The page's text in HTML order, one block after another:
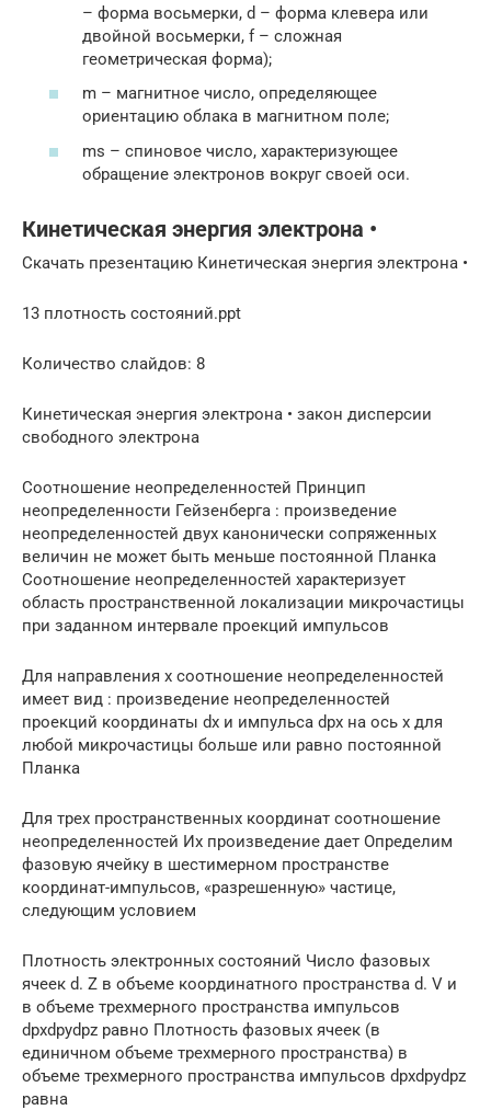
– форма восьмерки, d – форма клевера или
двойной восьмерки, f – сложная
геометрическая форма);
m – магнитное число, определяющее
ориентацию облака в магнитном поле;
ms – спиновое число, характеризующее
обращение электронов вокруг своей оси.
Кинетическая энергия электрона •
Скачать презентацию Кинетическая энергия электрона •
13 плотность состояний.ppt
Количество слайдов: 8
Кинетическая энергия электрона • закон дисперсии
свободного электрона
Соотношение неопределенностей Принцип
неопределенности Гейзенберга : произведение
неопределенностей двух канонически сопряженных
величин не может быть меньше постоянной Планка
Соотношение неопределенностей характеризует
область пространственной локализации микрочастицы
при заданном интервале проекций импульсов
Для направления x соотношение неопределенностей
имеет вид : произведение неопределенностей
проекций координаты dх и импульса dрх на ось x для
любой микрочастицы больше или равно постоянной
Планка
Для трех пространственных координат соотношение
неопределенностей Их произведение дает Определим
фазовую ячейку в шестимерном пространстве
координат-импульсов, «разрешенную» частице,
следующим условием
Плотность электронных состояний Число фазовых
ячеек d. Z в объеме координатного пространства d. V и
в объеме трехмерного пространства импульсов
dpxdpydpz равно Плотность фазовых ячеек (в
единичном объеме трехмерного пространства) в
объеме трехмерного пространства импульсов dpxdpydpz
равна